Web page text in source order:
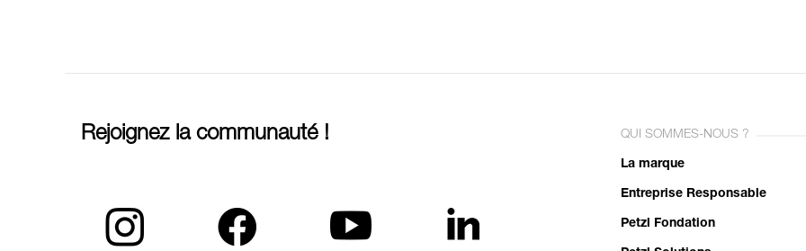
Rejoignez la communauté ! QUI SOMMES-NOUS ?
La marque
Entreprise Responsable
Petzl Fondation